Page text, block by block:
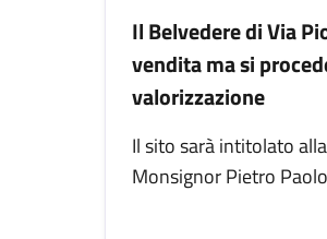
Il Belvedere di Via
vendita ma si
valorizzazione
Il sito sarà intitolato
Monsignor Pietro